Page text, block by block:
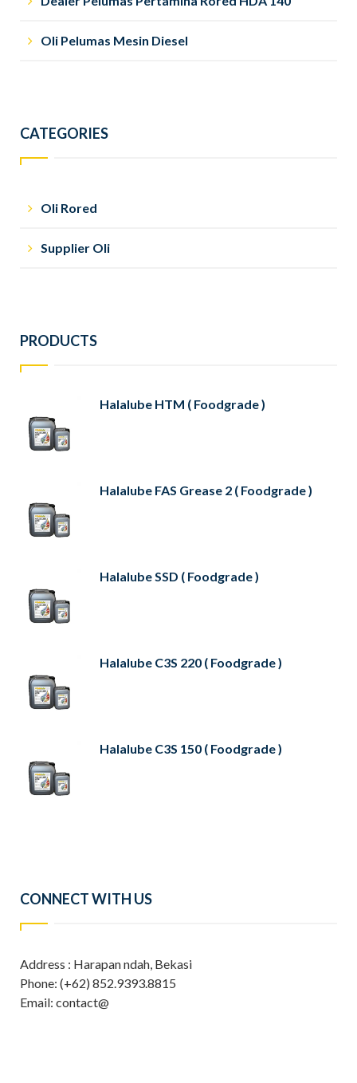
Oli Pelumas Mesin Diesel
CATEGORIES
Oli Rored
Supplier Oli
PRODUCTS
Halalube HTM ( Foodgrade )
Halalube FAS Grease 2 ( Foodgrade )
Halalube SSD ( Foodgrade )
Halalube C3S 220 ( Foodgrade )
Halalube C3S 150 ( Foodgrade )
CONNECT WITH US
Address : Harapan ndah, Bekasi
Phone: (+62) 852.9393.8815
Email: contact@